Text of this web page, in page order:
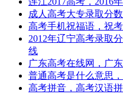
成人高考大专录取分
高考手机祝福语，祝
2012年辽宁高考录取
线
广东高考在线网，广
普通高考是什么意思
高考拼音，高考汉语